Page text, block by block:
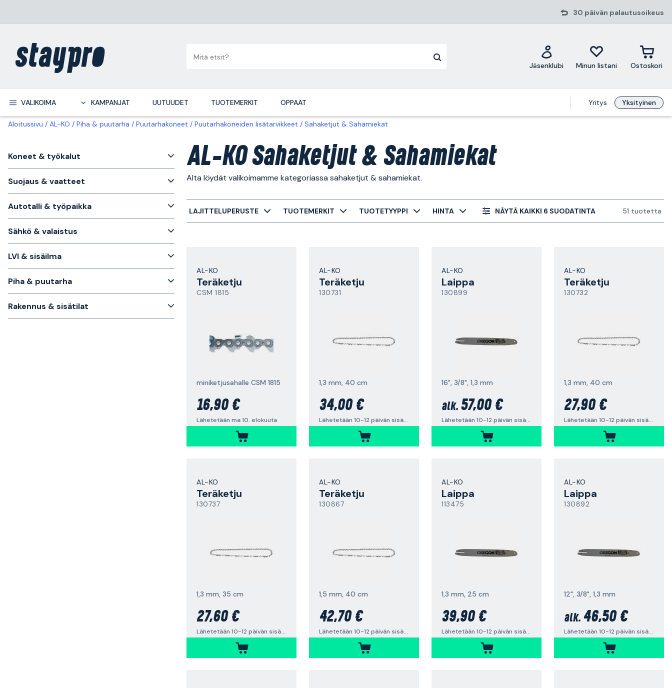
30 päivän palautusoikeus
Jäsenklubi Minun listani Ostoskori
VALIKOIMA KAMPANJAT UUTUUDET TUOTEMERKIT OPPAAT Yritys Yksityinen
Aloitussivu AL-KO Piha & puutarha Puutarhakoneet Puutarhakoneiden lisätarvikkeet Sahaketjut & Sahamiekat
Koneet & työkalut
Suojaus & vaatteet
Autotalli & työpaikka
Sähkö & valaistus
LVI & sisäilma
Piha & puutarha
Rakennus & sisätilat
AL-KO Sahaketjut & Sahamiekat
Alta löydät valikoimamme kategoriassa sahaketjut & sahamiekat.
LAJITTELUPERUSTE TUOTEMERKIT TUOTETYYPPI HINTA NÄYTÄ KAIKKI 6 SUODATINTA 51 tuotetta
AL-KO
Teräketju
CSM 1815
miniketjusahalle CSM 1815
16,90 €
Lähetetään ma 10. elokuuta
AL-KO
Teräketju
130731
1,3 mm, 40 cm
34,00 €
Lähetetään 10-12 päivän sisällä
AL-KO
Laippa
130899
16", 3/8", 1,3 mm
alk. 57,00 €
Lähetetään 10-12 päivän sisällä
AL-KO
Teräketju
130732
1,3 mm, 40 cm
27,90 €
Lähetetään 10-12 päivän sisällä
AL-KO
Teräketju
130737
1,3 mm, 35 cm
27,60 €
Lähetetään 10-12 päivän sisällä
AL-KO
Teräketju
130867
1,5 mm, 40 cm
42,70 €
Lähetetään 10-12 päivän sisällä
AL-KO
Laippa
113475
1,3 mm, 25 cm
39,90 €
Lähetetään 10-12 päivän sisällä
AL-KO
Laippa
130892
12", 3/8", 1,3 mm
alk. 46,50 €
Lähetetään 10-12 päivän sisällä